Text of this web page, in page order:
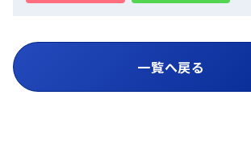
一覧へ戻る